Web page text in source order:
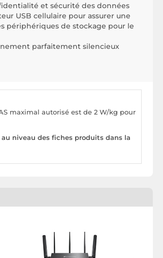
et sécurité des données
USB cellulaire pour assurer une
périphériques de stockage pour le
parfaitement silencieux
maximal autorisé est de 2 W/kg pour
niveau des fiches produits dans la